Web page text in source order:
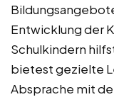
Entwicklung der
Schulkindern
bietest gezielte
Absprache mit